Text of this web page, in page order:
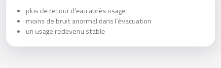
plus de retour d’eau après usage
moins de bruit anormal dans l’évacuation
un usage redevenu stable